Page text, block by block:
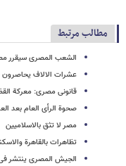
مطالب مرتبط
الشعب المصری سیقرر
عشرات الالاف یحاصرون
قانونی مصری: معرکة
صحوة الرأی العام بعد
مصر لا تثق بالاسلامیین
تظاهرات بالقاهرة
الجیش المصری ینتشر فی